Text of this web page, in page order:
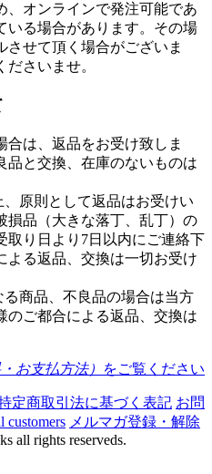
、オンラインで発注可能であ
いる場合があります。その場
させて頂く場合がございま
さいませ。
合は、返品をお受け致しま
品と交換、在庫のないものは
原則として返品はお受けい
損品（大きな落丁、乱丁）の
取り日より7日以内にご連絡下
よる返品、交換は一切お受け
商品、不良品の場合は当方
のご都合による返品、交換は
・お支払方法） をご覧ください
定商取引法に基づく表記 お問
customers メルマガ登録・解除
all rights reserveds.